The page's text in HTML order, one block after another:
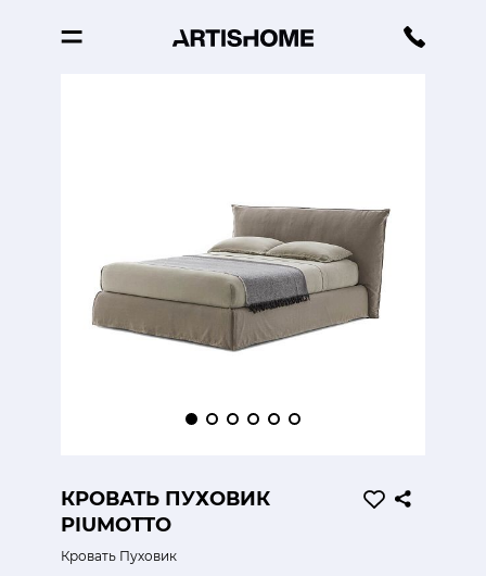
КРОВАТЬ ПУХОВИК
PIUMOTTO
Кровать Пуховик